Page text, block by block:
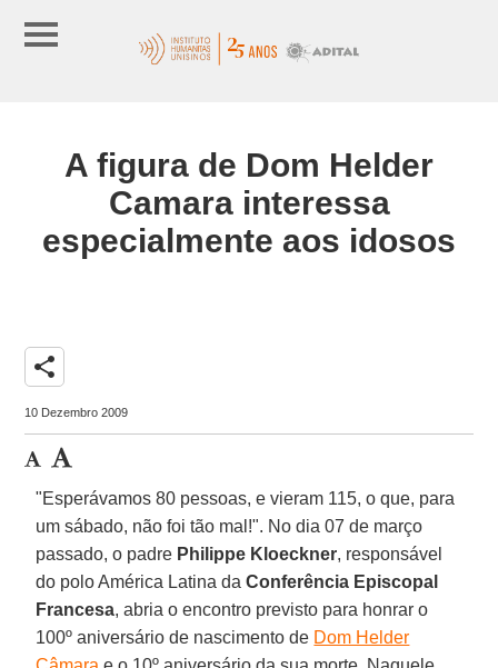
A figura de Dom Helder
Camara interessa
especialmente aos idosos
share
10 Dezembro 2009
"Esperávamos 80 pessoas, e vieram 115, o que, para
um sábado, não foi tão mal!". No dia 07 de março
passado, o padre Philippe Kloeckner, responsável
do polo América Latina daConferência Episcopal
Francesa, abria o encontro previsto para honrar o
100º aniversário de nascimento de Dom Helder